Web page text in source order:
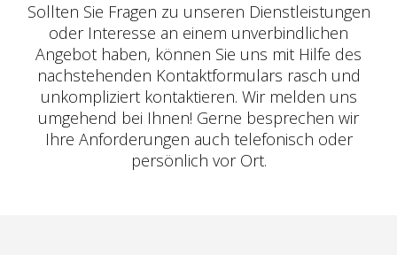
Sollten Sie Fragen zu unseren Dienstleistungen
oder Interesse an einem unverbindlichen
Angebot haben, können Sie uns mit Hilfe des
nachstehenden Kontaktformulars rasch und
unkompliziert kontaktieren. Wir melden uns
umgehend bei Ihnen! Gerne besprechen wir
Ihre Anforderungen auch telefonisch oder
persönlich vor Ort.